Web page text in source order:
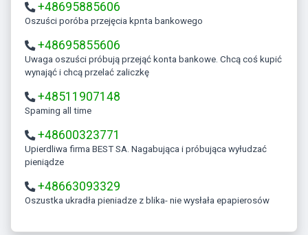
+48695885606
Oszuści poróba przejęcia kpnta bankowego
+48695855606
Uwaga oszuści próbują przejąć konta bankowe. Chcą coś kupić
wynająć i chcą przelać zaliczkę
+48511907148
Spaming all time
+48600323771
Upierdliwa firma BEST SA. Nagabująca i próbująca wyłudzać
pieniądze
+48663093329
Oszustka ukradła pieniadze z blika- nie wysłała epapierosów